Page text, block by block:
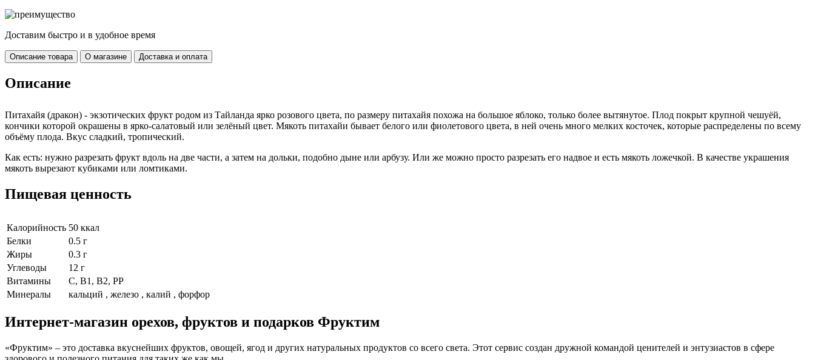
Доставим быстро и в удобное время
Описание товара О магазине Доставка и оплата
Описание
Питахайя (дракон) - экзотических фрукт родом из Тайланда ярко розового цвета, по размеру питахайя похожа на большое яблоко, только более вытянутое. Плод покрыт крупной чешуёй,
кончики которой окрашены в ярко-салатовый или зелёный цвет. Мякоть питахайи бывает белого или фиолетового цвета, в ней очень много мелких косточек, которые распределены по всему
объёму плода. Вкус сладкий, тропический.
Как есть: нужно разрезать фрукт вдоль на две части, а затем на дольки, подобно дыне или арбузу. Или же можно просто разрезать его надвое и есть мякоть ложечкой. В качестве украшения
мякоть вырезают кубиками или ломтиками.
Пищевая ценность
Калорийность 50 ккал
Белки
0.5 г
Жиры
0.3 г
Углеводы
12 г
Витамины
С, В1, В2, PP
Минералы
кальций , железо , калий , форфор
Интернет-магазин орехов, фруктов и подарков Фруктим
«Фруктим» – это доставка вкуснейших фруктов, овощей, ягод и других натуральных продуктов со всего света. Этот сервис создан дружной командой ценителей и энтузиастов в сфере